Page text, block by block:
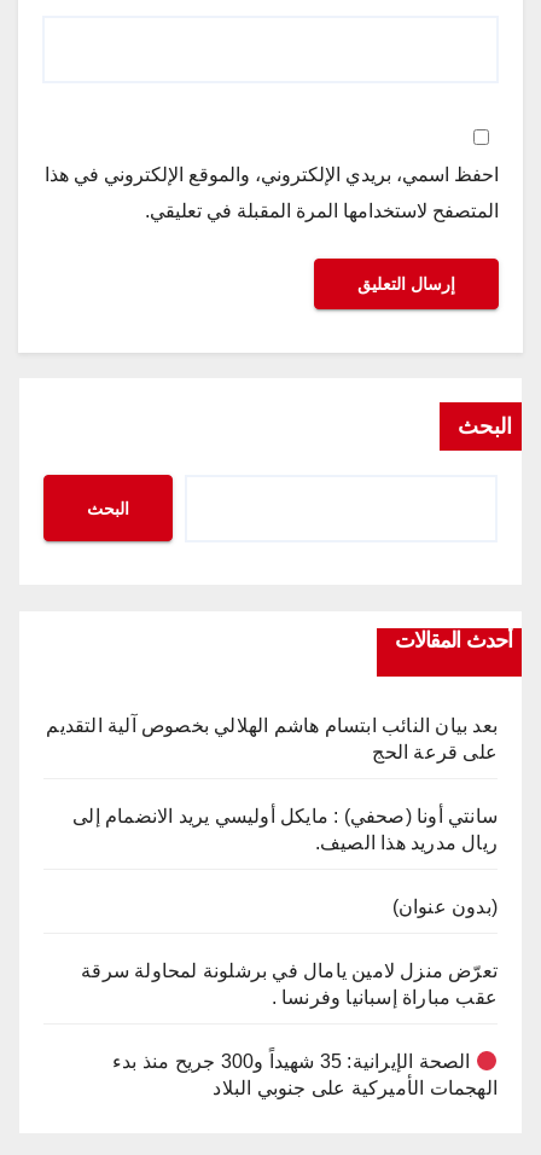
احفظ اسمي، بريدي الإلكتروني، والموقع الإلكتروني في هذا
المتصفح لاستخدامها المرة المقبلة في تعليقي.
البحث
البحث
أحدث المقالات
بعد بيان النائب ابتسام هاشم الهلالي بخصوص آلية التقديم
على قرعة الحج
سانتي أونا (صحفي) : مايكل أوليسي يريد الانضمام إلى
ريال مدريد هذا الصيف.
(بدون عنوان)
تعرّض منزل لامين يامال في برشلونة لمحاولة سرقة
عقب مباراة إسبانيا وفرنسا .
الصحة الإيرانية: 35 شهيداً و300 جريح منذ بدء
الهجمات الأميركية على جنوبي البلاد